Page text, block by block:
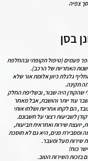
צפיה
בסן
פעמים (טיפול תקופתי ובהחלפת
גלגלת כיוון אלומת אור שלא
תקינה.
שהקודן היה שבור, ובשליפת החלק
עוד יותר והושבת, אבל מאחר
הם לקחו אחריות ושלחו אותי
לשביעות רצוני על חשבונם.
יועצת שירות ואחראית תביעות,
ומסבירת פנים, היא גם לא חוסכת
שירות מעל ומעבר.
כוח!
בזכות השירות הטוב.